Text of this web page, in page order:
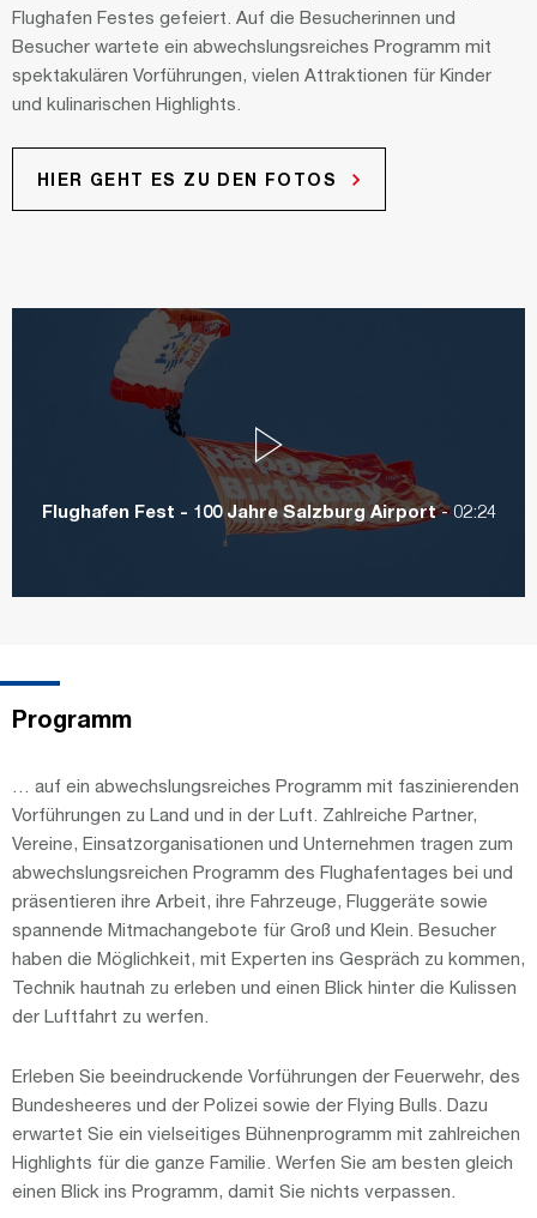
Flughafen Festes gefeiert. Auf die Besucherinnen und
Besucher wartete ein abwechslungsreiches Programm mit
spektakulären Vorführungen, vielen Attraktionen für Kinder
und kulinarischen Highlights.
HIER GEHT ES ZU DEN FOTOS
Flughafen Fest - 100 Jahre Salzburg Airport-02:24
Programm
… auf ein abwechslungsreiches Programm mit faszinierenden
Vorführungen zu Land und in der Luft. Zahlreiche Partner,
Vereine, Einsatzorganisationen und Unternehmen tragen zum
abwechslungsreichen Programm des Flughafentages bei und
präsentieren ihre Arbeit, ihre Fahrzeuge, Fluggeräte sowie
spannende Mitmachangebote für Groß und Klein. Besucher
haben die Möglichkeit, mit Experten ins Gespräch zu kommen,
Technik hautnah zu erleben und einen Blick hinter die Kulissen
der Luftfahrt zu werfen.
Erleben Sie beeindruckende Vorführungen der Feuerwehr, des
Bundesheeres und der Polizei sowie der Flying Bulls. Dazu
erwartet Sie ein vielseitiges Bühnenprogramm mit zahlreichen
Highlights für die ganze Familie. Werfen Sie am besten gleich
einen Blick ins Programm, damit Sie nichts verpassen.